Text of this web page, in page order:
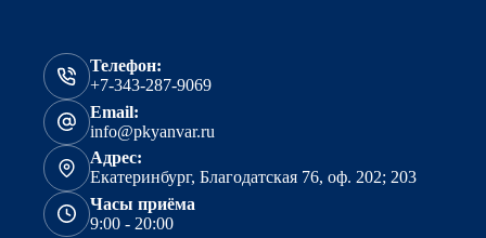
Телефон:
+7-343-287-9069
Email:
info@pkyanvar.ru
Адрес:
Екатеринбург, Благодатская 76, оф. 202; 203
Часы приёма
9:00 - 20:00